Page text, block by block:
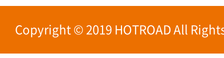
Copyright © 2019 HOTROAD All